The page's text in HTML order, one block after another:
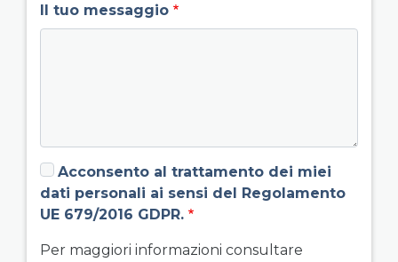
Il tuo messaggio
Acconsento al trattamento dei miei
dati personali ai sensi del Regolamento
UE 679/2016 GDPR.
Per maggiori informazioni consultare